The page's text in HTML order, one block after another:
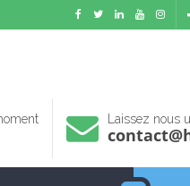
Laissez nous